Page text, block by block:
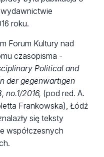
roku.
Forum Kultury nad
czasopisma -
Political and
der gegenwärtigen
no.1/2016, (pod red. A.
Frankowska), Łódź
się teksty
współczesnych